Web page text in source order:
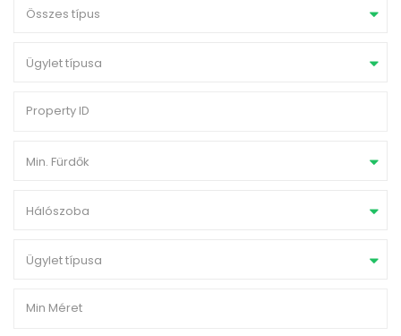
Összes típus
Ügylet típusa
Min. Fürdők
Hálószoba
Ügylet típusa